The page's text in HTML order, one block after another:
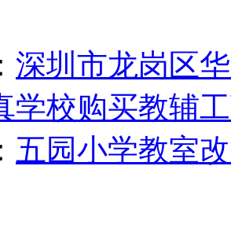
深圳市龙岗区
学校购买教辅
五园小学教室